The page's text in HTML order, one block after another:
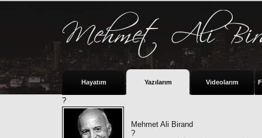
Hayatım Yazılarım Videolarım
?
Mehmet Ali Birand
?